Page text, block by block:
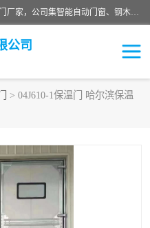
安徽吉运祥智能技术有限公司是一家钢大门厂家，公司集智能自动门窗、钢木门、特种门窗、工业门窗、图集门窗、定制门窗、非标门窗等通道产品的研发设计、制作、安装于一体的综合性、性高新技术企业。
公司
> 04J610-1保温门 哈尔滨保温
变压器室门窗
钢木门
工业平移门